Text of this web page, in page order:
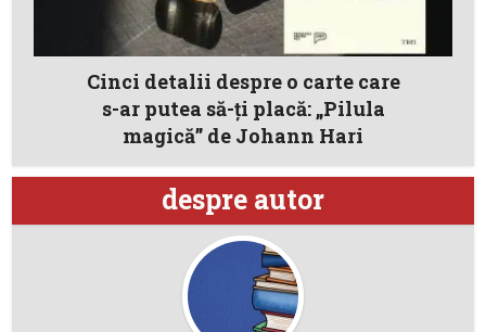
Cinci detalii despre o carte care
s-ar putea să-ţi placă: „Pilula
magică” de Johann Hari
despre autor